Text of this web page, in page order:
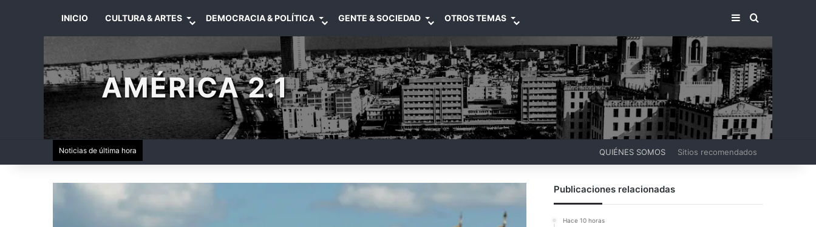
INICIO CULTURA & ARTES DEMOCRACIA & POLÍTICA GENTE & SOCIEDAD OTROS TEMAS BARRA LATERAL
BUSCAR
AMÉRICA 2.1
Noticias de última hora QUIÉNES SOMOS Sitios recomendados
Publicaciones relacionadas
Hace 10 horas